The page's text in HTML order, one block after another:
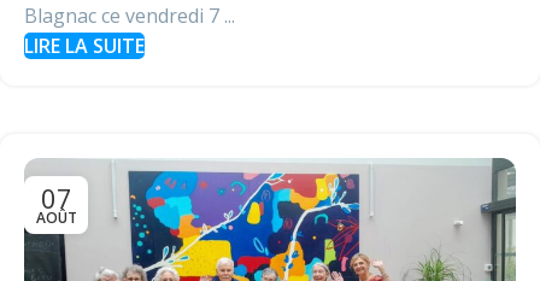
Blagnac ce vendredi 7 ...
LIRE LA SUITE
07
AOÛT